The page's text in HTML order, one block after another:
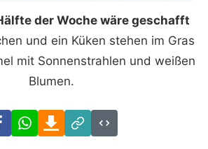
der Woche wäre geschafft
und ein Küken stehen im Gras
mit Sonnenstrahlen und weißen
Blumen.
FacebookWhatsAppDownload
Link
Code